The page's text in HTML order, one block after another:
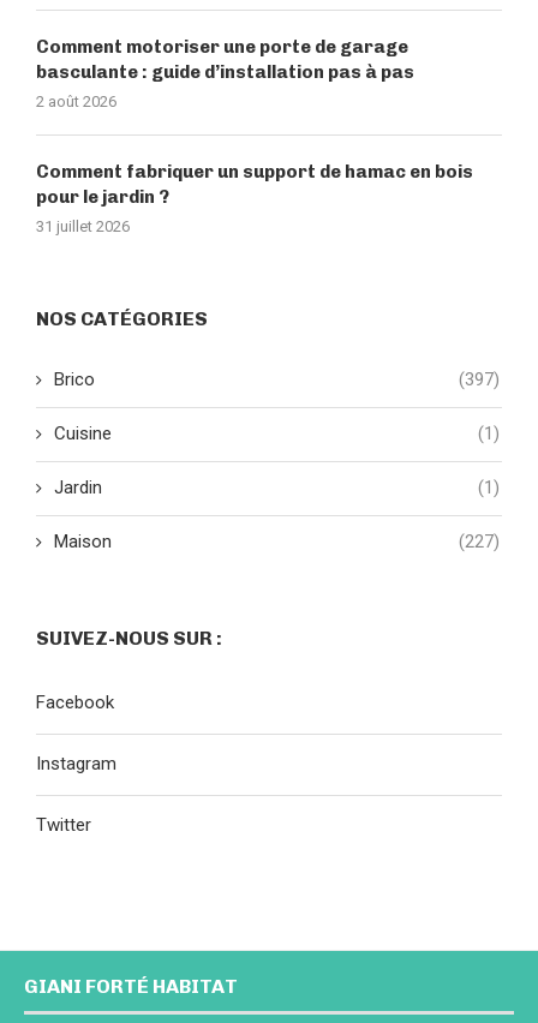
Comment motoriser une porte de garage
basculante : guide d’installation pas à pas
2 août 2026
Comment fabriquer un support de hamac en bois
pour le jardin ?
31 juillet 2026
NOS CATÉGORIES
Brico (397)
Cuisine (1)
Jardin (1)
Maison (227)
SUIVEZ-NOUS SUR :
Facebook
Instagram
Twitter
GIANI FORTÉ HABITAT